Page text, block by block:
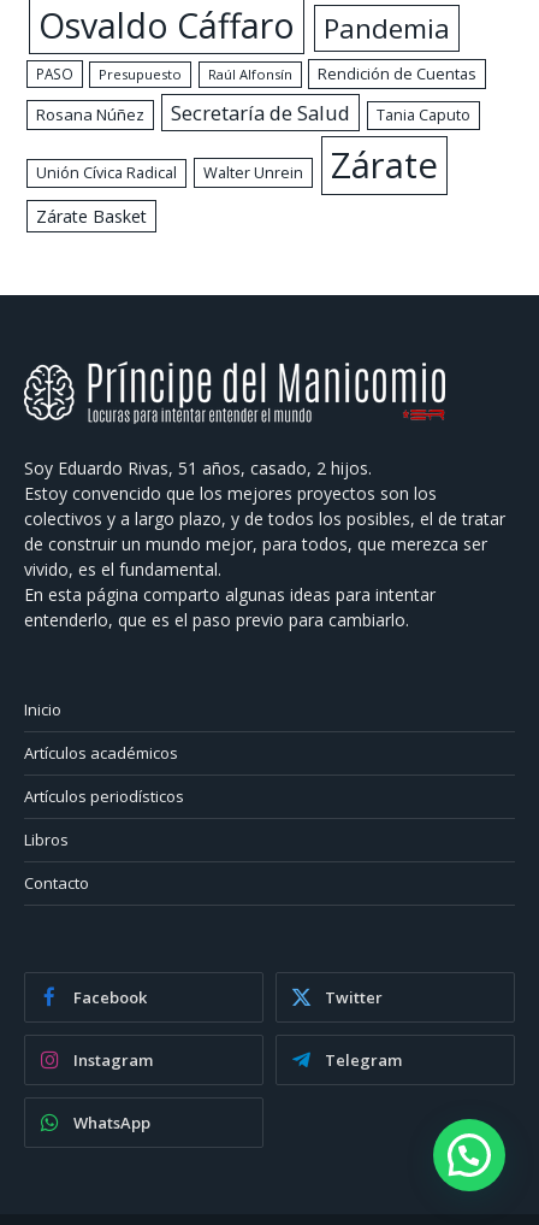
Osvaldo Cáffaro Pandemia
PASO Presupuesto Raúl Alfonsín
Rendición de Cuentas
Rosana Núñez
Secretaría de Salud Tania Caputo
Unión Cívica Radical Walter Unrein Zárate
Zárate Basket
Soy Eduardo Rivas, 51 años, casado, 2 hijos.
Estoy convencido que los mejores proyectos son los
colectivos y a largo plazo, y de todos los posibles, el de tratar
de construir un mundo mejor, para todos, que merezca ser
vivido, es el fundamental.
En esta página comparto algunas ideas para intentar
entenderlo, que es el paso previo para cambiarlo.
Inicio
Artículos académicos
Artículos periodísticos
Libros
Contacto
Facebook Twitter
Instagram Telegram
WhatsApp